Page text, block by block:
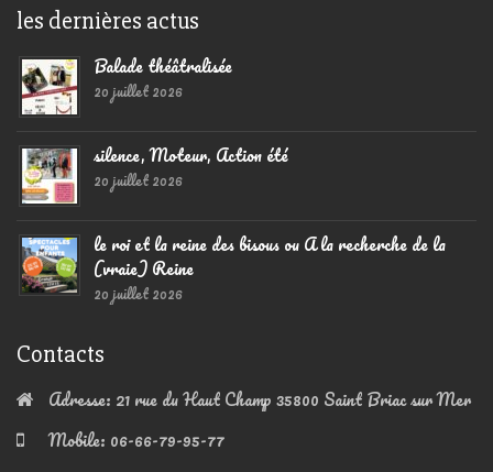
les dernières actus
Balade théâtralisée
20 juillet 2026
silence, Moteur, Action été
20 juillet 2026
le roi et la reine des bisous ou A la recherche de la
(vraie) Reine
20 juillet 2026
Contacts
Adresse: 21 rue du Haut Champ 35800 Saint Briac sur Mer
Mobile: 06-66-79-95-77